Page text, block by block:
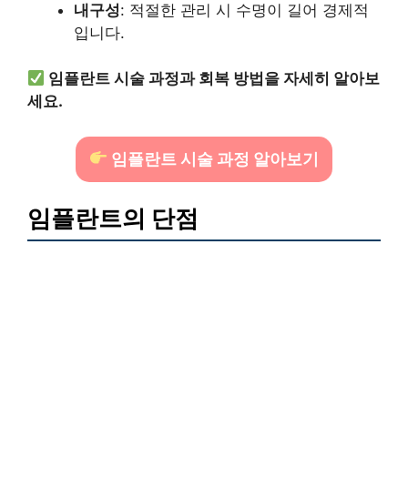
내구성: 적절한 관리 시 수명이 길어 경제적
입니다.
임플란트 시술 과정과 회복 방법을 자세히 알아보
세요.
임플란트 시술 과정 알아보기
임플란트의 단점